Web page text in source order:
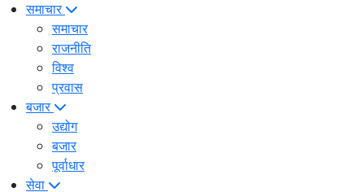
समाचार
समाचार
राजनीति
विश्व
प्रवास
बजार
उद्योग
बजार
पूर्वाधार
सेवा